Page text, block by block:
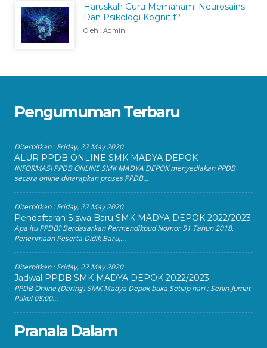
Haruskah Guru Memahami Neurosains
Dan Psikologi Kognitif?
Oleh : Admin
Pengumuman Terbaru
Diterbitkan :Friday, 22 May 2020
ALUR PPDB ONLINE SMK MADYA DEPOK
INFORMASI PPDB ONLINE SMK MADYA DEPOK menyediakan PPDB
secara online diharapkan proses PPDB...
Diterbitkan :Friday, 22 May 2020
Pendaftaran Siswa Baru SMK MADYA DEPOK 2022/2023
Apa itu PPDB? Berdasarkan Permendikbud Nomor 51 Tahun 2018,
Penerimaan Peserta Didik Baru,...
Diterbitkan :Friday, 22 May 2020
Jadwal PPDB SMK MADYA DEPOK 2022/2023
PPDB Online (Daring) SMK Madya Depok buka Setiap hari : Senin-Jumat
Pukul 08:00...
Pranala Dalam